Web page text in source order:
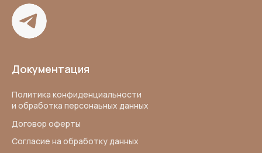
Документация
Политика конфиденциальности
и обработка персонаьных данных
Договор оферты
Согласие на обработку данных